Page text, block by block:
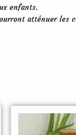
enfants.
atténuer les